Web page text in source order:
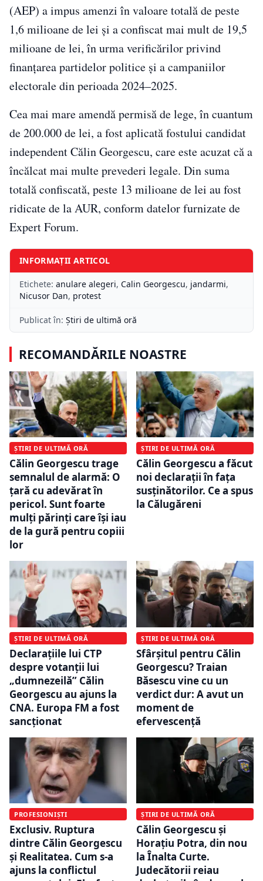
(AEP) a impus amenzi în valoare totală de peste
1,6 milioane de lei și a confiscat mai mult de 19,5
milioane de lei, în urma verificărilor privind
finanțarea partidelor politice și a campaniilor
electorale din perioada 2024–2025.
Cea mai mare amendă permisă de lege, în cuantum
de 200.000 de lei, a fost aplicată fostului candidat
independent Călin Georgescu, care este acuzat că a
încălcat mai multe prevederi legale. Din suma
totală confiscată, peste 13 milioane de lei au fost
ridicate de la AUR, conform datelor furnizate de
Expert Forum.
INFORMAȚII ARTICOL
Etichete: anulare alegeri, Calin Georgescu, jandarmi,
Nicusor Dan, protest
Publicat în: Știri de ultimă oră
RECOMANDĂRILE NOASTRE
ȘTIRI DE ULTIMĂ ORĂ
Călin Georgescu trage
semnalul de alarmă: O
țară cu adevărat în
pericol. Sunt foarte
mulți părinți care își iau
de la gură pentru copiii
lor
ȘTIRI DE ULTIMĂ ORĂ
Călin Georgescu a făcut
noi declarații în fața
susținătorilor. Ce a spus
la Călugăreni
ȘTIRI DE ULTIMĂ ORĂ
Declarațiile lui CTP
despre votanții lui
„dumnezeilă” Călin
Georgescu au ajuns la
CNA. Europa FM a fost
sancționat
ȘTIRI DE ULTIMĂ ORĂ
Sfârșitul pentru Călin
Georgescu? Traian
Băsescu vine cu un
verdict dur: A avut un
moment de
efervescență
PROFESIONIȘTI
Exclusiv. Ruptura
dintre Călin Georgescu
și Realitatea. Cum s-a
ajuns la conflictul
ȘTIRI DE ULTIMĂ ORĂ
Călin Georgescu și
Horațiu Potra, din nou
la Înalta Curte.
Judecătorii reiau